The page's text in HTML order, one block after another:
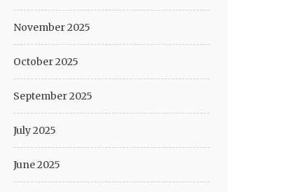
November 2025
October 2025
September 2025
July 2025
June 2025